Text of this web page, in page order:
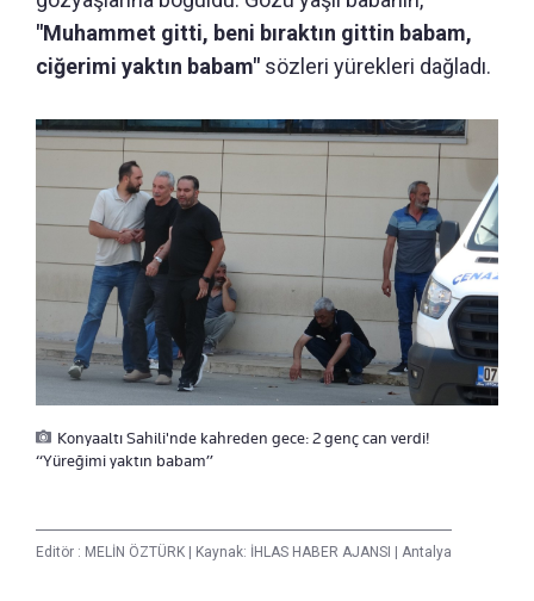
"Muhammet gitti, beni bıraktın gittin babam,
ciğerimi yaktın babam" sözleri yürekleri dağladı.
Konyaaltı Sahili'nde kahreden gece: 2 genç can verdi!
“Yüreğimi yaktın babam”
Editör : MELİN ÖZTÜRK | Kaynak: İHLAS HABER AJANSI | Antalya